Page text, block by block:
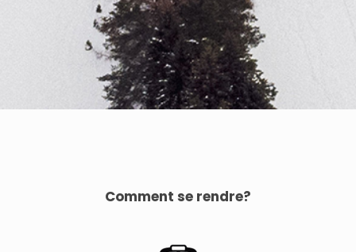
Comment se rendre?